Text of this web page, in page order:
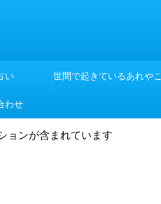
い 世間で起きているあれやこ
わせ
ョンが含まれています